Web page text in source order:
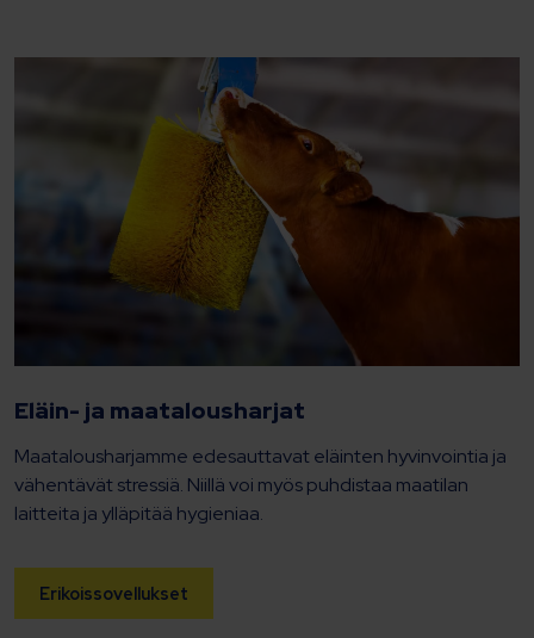
Eläin- ja maatalousharjat
Maatalousharjamme edesauttavat eläinten hyvinvointia ja
vähentävät stressiä. Niillä voi myös puhdistaa maatilan
laitteita ja ylläpitää hygieniaa.
Erikoissovellukset